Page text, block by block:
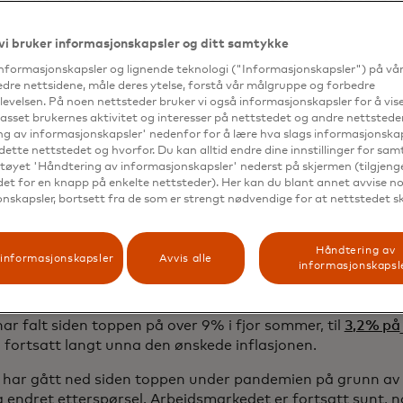
I likhet med et vitenskapelig eksperiment innebærer et
at man utvikler en hypotese og bruker data for å
å teste kan forhandlerne optimalisere
målrette endringer på tvers av butikkene.
merkevarene seg ikke bare til de skiftende
på en økonomi i endring.
av butikk: Det
miljøet
overfor en usikker økonomi med inflasjon og et
falt siden toppen på over 9% i fjor sommer, til 3,2% på
fortsatt langt unna den ønskede inflasjonen.
gått ned siden toppen under pandemien på grunn
endret etterspørsel. Arbeidsmarkedet er fortsatt sunt,
bruker informasjonskapsler og ditt samtykke
og lignende teknologi ("Informasjonskapsler") på
nettsidene, måle deres ytelse, forstå vår målgruppe og forbedre
På noen nettsteder bruker vi også informasjonskapsler for å
brukernes aktivitet og interesser på nettstedet og andre
av informasjonskapsler' nedenfor for å lære hva slags
nettstedet og hvorfor. Du kan alltid endre dine innstillinger for
'Håndtering av informasjonskapsler' nederst på skjermen
for en knapp på enkelte nettsteder). Her kan du blant annet avvise
bortsett fra de som er strengt nødvendige for at nettstedet
Avvis alle
Håndtering av